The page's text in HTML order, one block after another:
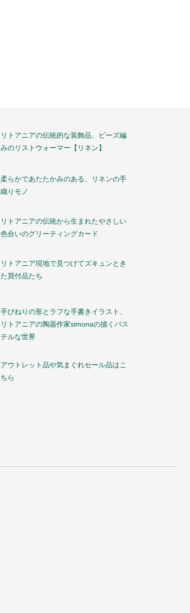
リトアニアの伝統的な装飾品、ビーズ編
みのリストウォーマー【リネン】
柔らかであたたかみのある、リネンの手
織りモノ
リトアニアの伝統から生まれたやさしい
色合いのグリーティングカード
リトアニア現地で見つけてズキュンとき
た買付品たち
手びねりの形とラフな手書きイラスト、
リトアニアの陶器作家simonaの描くパス
テルな世界
アウトレット品や気まぐれセール品はこ
ちら